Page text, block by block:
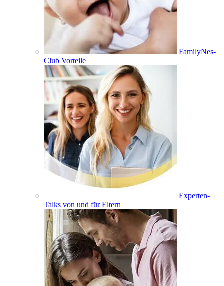
FamilyNes-
Club Vorteile
Experten-
Talks von und für Eltern